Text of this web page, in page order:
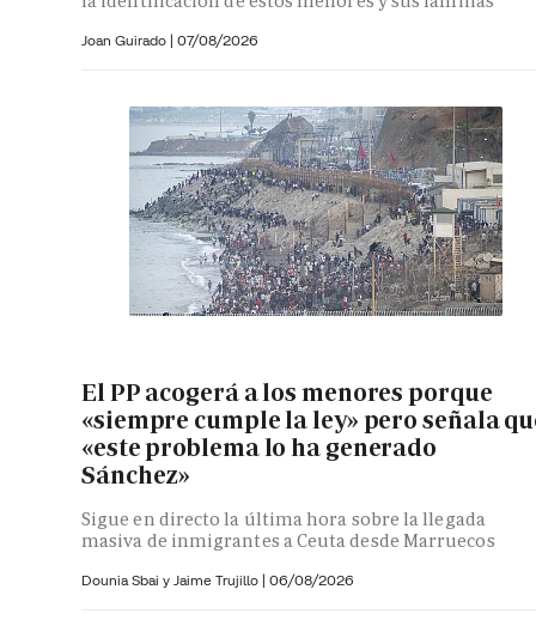
Joan Guirado | 07/08/2026
El PP acogerá a los menores porque
«siempre cumple la ley» pero señala
«este problema lo ha generado
Sánchez»
Sigue en directo la última hora sobre la llegada
masiva de inmigrantes a Ceuta desde Marruecos
Dounia Sbai y Jaime Trujillo | 06/08/2026